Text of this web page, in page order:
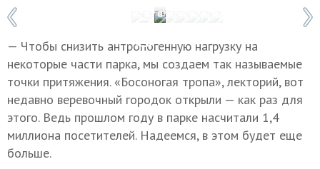
Фото: Роман Гаврилов
1 / 8
— Чтобы снизить антропогенную нагрузку на
некоторые части парка, мы создаем так называемые
точки притяжения. «Босоногая тропа», лекторий, вот
недавно веревочный городок открыли — как раз для
этого. Ведь прошлом году в парке насчитали 1,4
миллиона посетителей. Надеемся, в этом будет еще
больше.